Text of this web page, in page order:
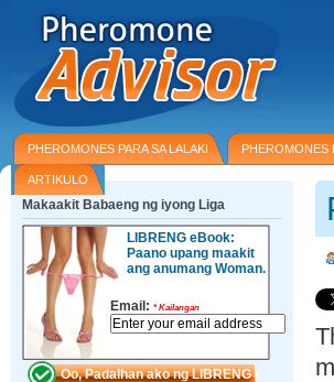
PHEROMONES PARA SA LALAKI PHEROMONES
ARTIKULO
Makaakit Babaeng ng iyong Liga
LIBRENG eBook:
Paano upang maakit
ang anumang Woman.
Email: *Kailangan